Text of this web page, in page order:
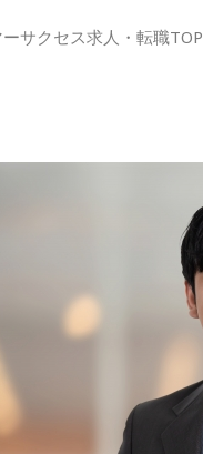
サクセス求人・転職TOP